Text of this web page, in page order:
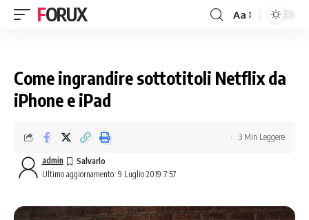
FORUX Aa
Come ingrandire sottotitoli Netflix da
iPhone e iPad
Ultimo aggiornamento: 9 Luglio 2019 7:57
admin
3 Min Leggere